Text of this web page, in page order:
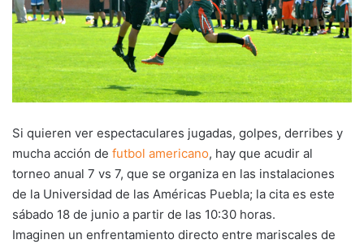
Si quieren ver espectaculares jugadas, golpes, derribes y
mucha acción de futbol americano, hay que acudir al
torneo anual 7 vs 7, que se organiza en las instalaciones
de la Universidad de las Américas Puebla; la cita es este
sábado 18 de junio a partir de las 10:30 horas.
Imaginen un enfrentamiento directo entre mariscales de